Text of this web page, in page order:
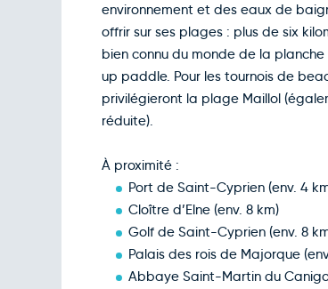
environnement et des eaux de
offrir sur ses plages : plus de six
bien connu du monde de la
up paddle. Pour les tournois de
privilégieront la plage Maillol
réduite).
À proximité :
Port de Saint-Cyprien (env. 4
Cloître d’Elne (env. 8 km)
Golf de Saint-Cyprien (env. 8
Palais des rois de Majorque
Abbaye Saint-Martin du